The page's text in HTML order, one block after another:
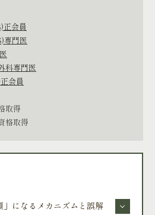
正会員
専門医
科専門医
会員
取得
格取得
」になるメカニズムと誤解